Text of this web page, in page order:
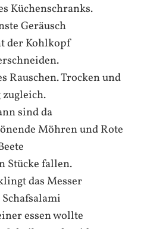
Küchenschranks.
Geräusch
der Kohlkopf
Rauschen. Trocken und
sind da
Möhren und Rote
Stücke fallen.
das Messer
essen wollte